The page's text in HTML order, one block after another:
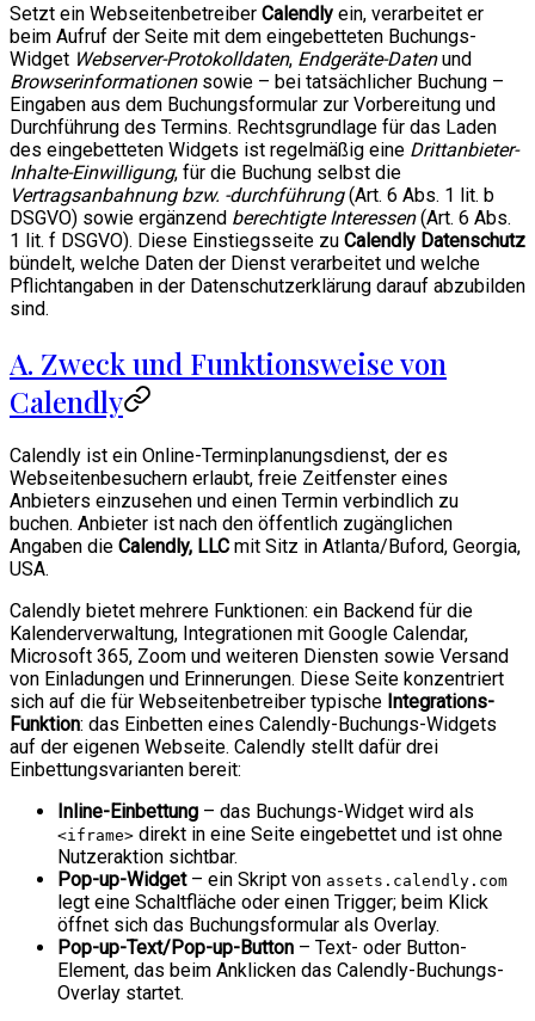
Setzt ein Webseitenbetreiber Calendly ein, verarbeitet er
beim Aufruf der Seite mit dem eingebetteten Buchungs-
Widget Webserver-Protokolldaten, Endgeräte-Datenund
Browserinformationensowie – bei tatsächlicher Buchung –
Eingaben aus dem Buchungsformular zur Vorbereitung und
Durchführung des Termins. Rechtsgrundlage für das Laden
des eingebetteten Widgets ist regelmäßig eine Drittanbieter-
Inhalte-Einwilligung, für die Buchung selbst die
Vertragsanbahnung bzw. -durchführung(Art. 6 Abs. 1 lit. b
DSGVO) sowie ergänzend berechtigte Interessen(Art. 6 Abs.
1 lit. f DSGVO). Diese Einstiegsseite zu Calendly Datenschutz
bündelt, welche Daten der Dienst verarbeitet und welche
Pflichtangaben in der Datenschutzerklärung darauf abzubilden
sind.
A. Zweck und Funktionsweise von
Calendly
Calendly ist ein Online-Terminplanungsdienst, der es
Webseitenbesuchern erlaubt, freie Zeitfenster eines
Anbieters einzusehen und einen Termin verbindlich zu
buchen. Anbieter ist nach den öffentlich zugänglichen
Angaben die Calendly, LLC mit Sitz in Atlanta/Buford, Georgia,
USA.
Calendly bietet mehrere Funktionen: ein Backend für die
Kalenderverwaltung, Integrationen mit Google Calendar,
Microsoft 365, Zoom und weiteren Diensten sowie Versand
von Einladungen und Erinnerungen. Diese Seite konzentriert
sich auf die für Webseitenbetreiber typische Integrations-
Funktion: das Einbetten eines Calendly-Buchungs-Widgets
auf der eigenen Webseite. Calendly stellt dafür drei
Einbettungsvarianten bereit:
Inline-Einbettung – das Buchungs-Widget wird als
<iframe> direkt in eine Seite eingebettet und ist ohne
Nutzeraktion sichtbar.
Pop-up-Widget– ein Skript von assets.calendly.com
legt eine Schaltfläche oder einen Trigger; beim Klick
öffnet sich das Buchungsformular als Overlay.
Pop-up-Text/Pop-up-Button – Text- oder Button-
Element, das beim Anklicken das Calendly-Buchungs-
Overlay startet.